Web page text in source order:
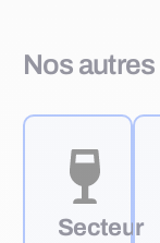
Nos autres
Secteur